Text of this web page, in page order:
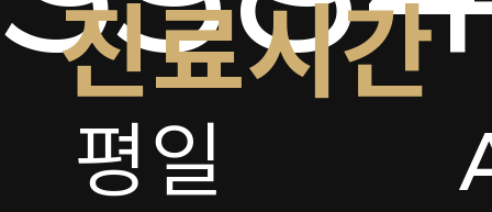
진료시간
평일